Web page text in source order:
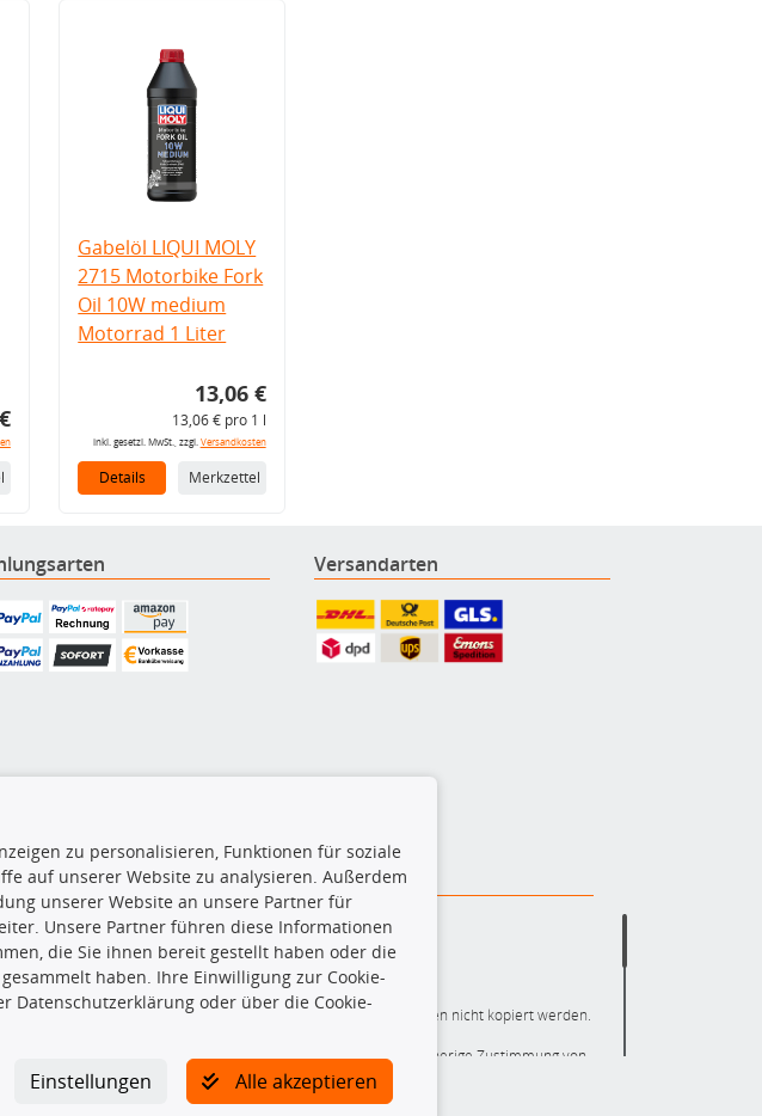
Gabelöl LIQUI MOLY
2715 Motorbike Fork
Oil 10W medium
Motorrad 1 Liter
13,06 €
13,06 € pro 1 l
inkl. gesetzl. MwSt., zzgl. Versandkosten
Details Merkzettel
Versandarten
Inside
angezeigten Daten insbesondere die gesamte Datenbank dürfen nicht kopiert werden.
ist zu unterlassen, die Daten oder die gesamte Datenbank ohne vorherige Zustimmung von
zu vervielfältigen, zu verbreiten und/oder diese Handlungen durch Dritte ausführen zu
Ein Zuwiderhandeln stellt eine Urheberrechtsverletzung dar und wird verfolgt.
zu personalisieren, Funktionen für soziale
auf unserer Website zu analysieren. Außerdem
unserer Website an unsere Partner für
Unsere Partner führen diese Informationen
die Sie ihnen bereit gestellt haben oder die
haben. Ihre Einwilligung zur Cookie-
Datenschutzerklärung oder über die Cookie-
Alle akzeptieren
Einstellungen